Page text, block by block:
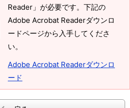
Reader」が必要です。下記の
Adobe Acrobat Readerダウンロ
ードページから入手してくださ
い。
Adobe Acrobat Readerダウンロ
ード